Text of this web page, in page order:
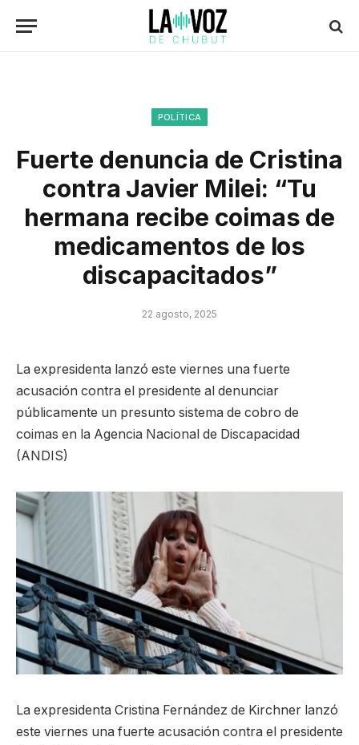
POLÍTICA
Fuerte denuncia de Cristina
contra Javier Milei: “Tu
hermana recibe coimas de
medicamentos de los
discapacitados”
22 agosto, 2025
La expresidenta lanzó este viernes una fuerte
acusación contra el presidente al denunciar
públicamente un presunto sistema de cobro de
coimas en la Agencia Nacional de Discapacidad
(ANDIS)
La expresidenta Cristina Fernández de Kirchner lanzó
este viernes una fuerte acusación contra el presidente